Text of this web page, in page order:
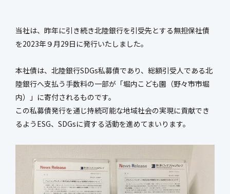
会社概要
営業所一覧
会社の歩み
50周年特設ページ
新社屋特設ページ
官民連携事業
防災マネジメント事業
インフラ保全事業
環境調査事業
ハイウェイ事業
当社は、昨年に引き続き北陸銀行を引受先とする無担保社債
を2023年９月29日に発行いたしました。
本社債は、北陸銀行SDGs私募債であり、総額引受人である北
陸銀行へ支払う手数料の一部が「堀内こども園（野々市市堀
内）」に寄付されるものです。
この私募債発行を通じ持続可能な地域社会の実現に貢献でき
るようESG、SDGsに資する活動を進めてまいります。